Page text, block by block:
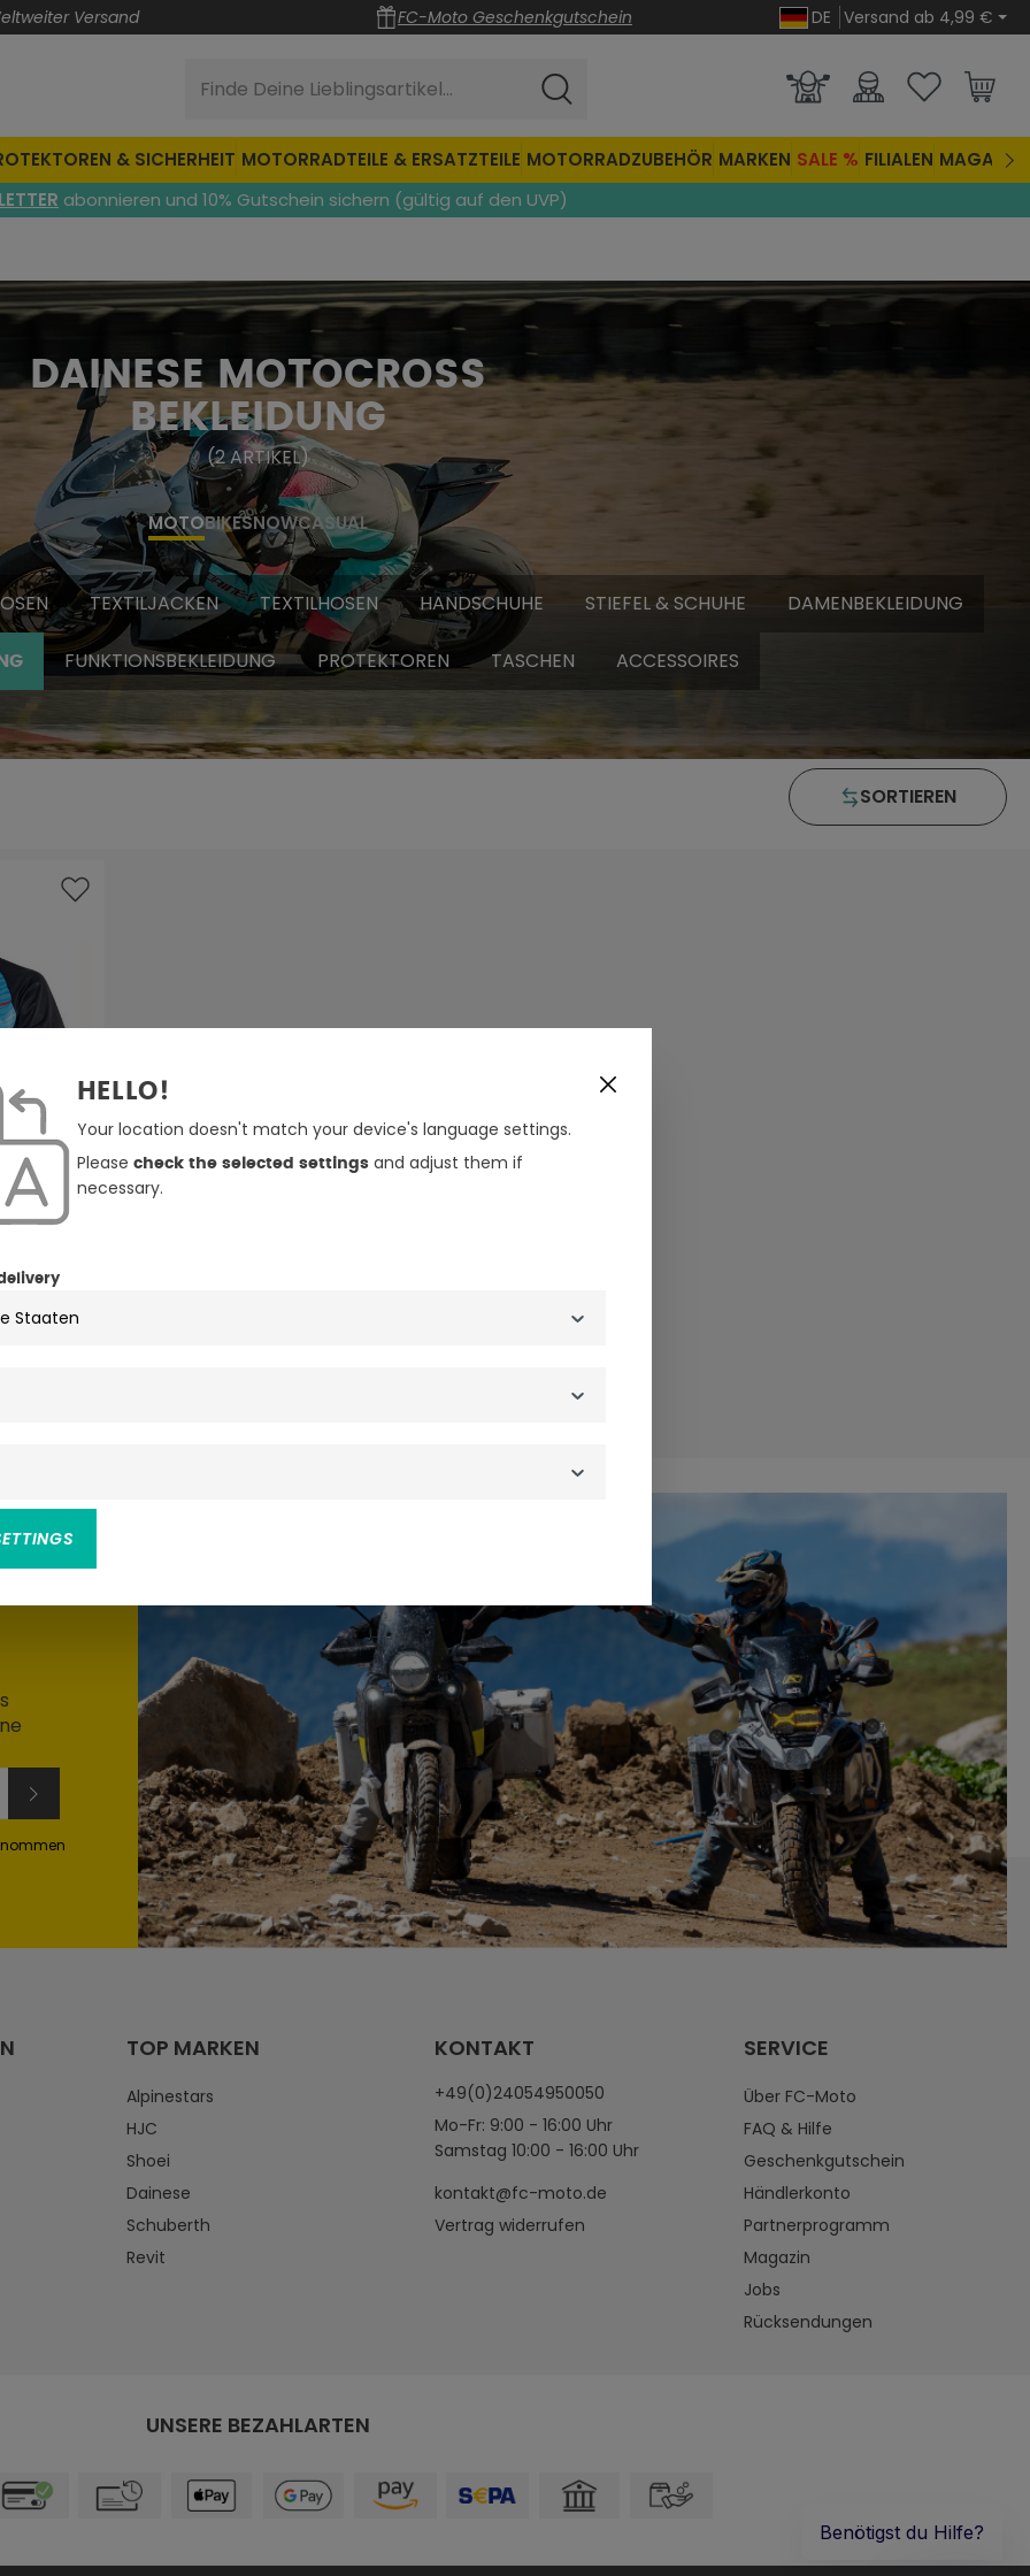
Versand FC-Moto Geschenkgutschein DE Versand ab 4,99 €
Finde Deine Lieblingsartikel...
& SICHERHEIT MOTORRADTEILE & ERSATZTEILE MOTORRADZUBEHÖR MARKEN SALE % FILIALEN MAGAZIN
abonnieren und 10% Gutschein sichern (gültig auf den UVP)
DAINESE MOTOCROSS
BEKLEIDUNG
(2ARTIKEL)
MOTOBIKESNOWCASUAL
TEXTILJACKEN TEXTILHOSEN HANDSCHUHE STIEFEL & SCHUHE DAMENBEKLEIDUNG
FUNKTIONSBEKLEIDUNG PROTEKTOREN TASCHEN ACCESSOIRES
SORTIEREN
von 5 von 5 Sternen
TOP MARKEN
Alpinestars
HJC
Shoei
Dainese
Schuberth
Revit
KONTAKT
+49(0)24054950050
Mo-Fr: 9:00 - 16:00 Uhr
Samstag 10:00 - 16:00 Uhr
kontakt@fc-moto.de
Vertrag widerrufen
SERVICE
Über FC-Moto
FAQ & Hilfe
Geschenkgutschein
Händlerkonto
Partnerprogramm
Magazin
Jobs
Rücksendungen
UNSERE BEZAHLARTEN
HELLO!
Your location doesn't match your device's language settings.
Please check the selected settingsand adjust them if
necessary.